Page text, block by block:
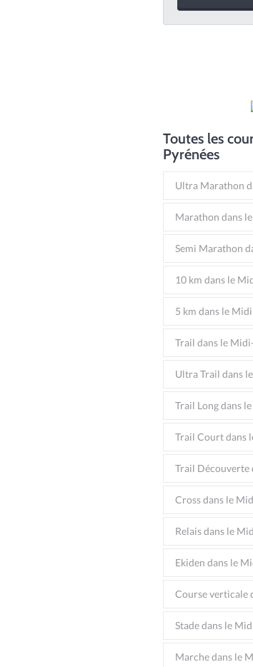
Toutes les
Pyrénées
Ultra Marathon
Marathon dans
Semi Marathon
10 km dans le
5 km dans le
Trail dans le
Ultra Trail dans
Trail Long dans
Trail Court dans
Trail Découverte
Cross dans le
Relais dans le
Ekiden dans le
Course verticale
Stade dans le
Marche dans le